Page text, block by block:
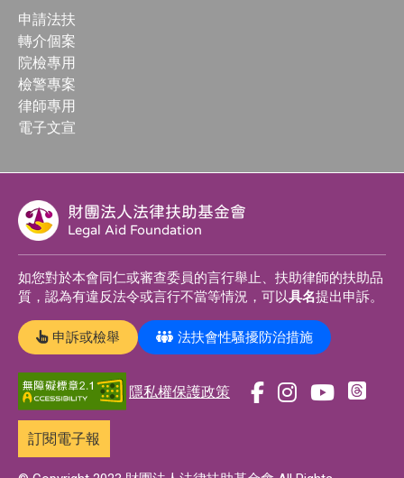
申請法扶
轉介個案
院檢專用
檢警專案
律師專用
電子文宣
財團法人法律扶助基金會
Legal Aid Foundation
如您對於本會同仁或審查委員的言行舉止、扶助律師的扶助品
質，認為有違反法令或言行不當等情況，可以具名提出申訴。
申訴或檢舉 法扶會性騷擾防治措施
隱私權保護政策
訂閱電子報